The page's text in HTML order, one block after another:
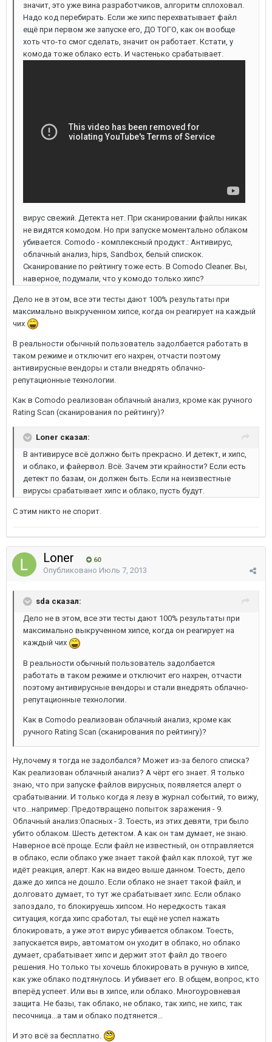
значит, это уже вина разработчиков, алгоритм сплоховал.
Надо код перебирать. Если же хипс перехватывает файл
ещё при первом же запуске его, ДО ТОГО, как он вообще
хоть что-то смог сделать, значит он работает. Кстати, у
комода тоже облако есть. И частенько срабатывает.
вирус свежий. Детекта нет. При сканировании файлы никак
не видятся комодом. Но при запуске моментально облаком
убивается. Comodo - комплексный продукт.: Антивирус,
облачный анализ, hips, Sandbox, белый спискок.
Сканирование по рейтингу тоже есть. В Comodo Cleaner. Вы,
наверное, подумали, что у комодо только хипс?
Дело не в этом, все эти тесты дают 100% результаты при
максимально выкрученном хипсе, когда он реагирует на каждый
чих
В реальности обычный пользователь задолбается работать в
таком режиме и отключит его нахрен, отчасти поэтому
антивирусные вендоры и стали внедрять облачно-
репутационные технологии.
Как в Comodo реализован облачный анализ, кроме как ручного
Rating Scan (сканирования по рейтингу)?
Loner сказал:
В антивирусе всё должно быть прекрасно. И детект, и хипс,
и облако, и файервол. Всё. Зачем эти крайности? Если есть
детект по базам, он должен быть. Если на неизвестные
вирусы срабатывает хипс и облако, пусть будут.
С этим никто не спорит.
Loner 60
Опубликовано Июль 7, 2013
sda сказал:
Дело не в этом, все эти тесты дают 100% результаты при
максимально выкрученном хипсе, когда он реагирует на
каждый чих
В реальности обычный пользователь задолбается
работать в таком режиме и отключит его нахрен, отчасти
поэтому антивирусные вендоры и стали внедрять облачно-
репутационные технологии.
Как в Comodo реализован облачный анализ, кроме как
ручного Rating Scan (сканирования по рейтингу)?
Ну,почему я тогда не задолбался? Может из-за белого списка?
Как реализован облачный анализ? А чёрт его знает. Я только
знаю, что при запуске файлов вирусных, появляется алерт о
срабатывании. И только когда я лезу в журнал событий, то вижу,
что...например: Предотвращено попыток заражения - 9.
Облачный анализ:Опасных - 3. Тоесть, из этих девяти, три было
убито облаком. Шесть детектом. А как он там думает, не знаю.
Наверное всё проще. Если файл не известный, он отправляется
в облако, если облако уже знает такой файл как плохой, тут же
идёт реакция, алерт. Как на видео выше данном. Тоесть, дело
даже до хипса не дошло. Если облако не знает такой файл, и
долговато думает, то тут же срабатывает хипс. Если облако
запоздало, то блокируешь хипсом. Но нередкость такая
ситуация, когда хипс сработал, ты ещё не успел нажать
блокировать, а уже этот вирус убивается облаком. Тоесть,
запускается вирь, автоматом он уходит в облако, но облако
думает, срабатывает хипс и держит этот файл до твоего
решения. Но только ты хочешь блокировать в ручную в хипсе,
как уже облако подтянулось. И убивает его. В общем, вопрос, кто
вперёд успеет. Или вы в хипсе, или облако. Многоуровневая
защита. Не базы, так облако, не облако, так хипс, не хипс, так
песочница...а там и облако подтянется...
И это всё за бесплатно.